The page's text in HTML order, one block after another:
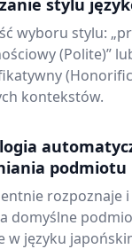
stylu
wyboru stylu:
(Polite)”
kontekstów.
podmiotu
rozpoznaje
domyślne
w języku